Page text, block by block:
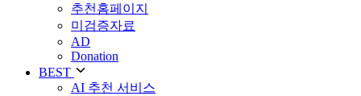
추천홈페이지
미검증자료
AD
Donation
BEST
AI 추천 서비스